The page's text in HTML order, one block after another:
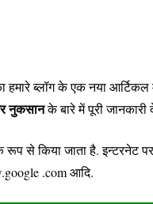
हमारे ब्लॉग के एक नया
नुकसानके बारे में पूरी जानकारी
रूप से किया जाता है. इन्टरनेट
.com आदि.